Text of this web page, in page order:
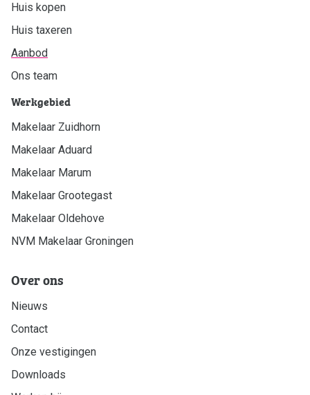
Huis kopen
Huis taxeren
Aanbod
Ons team
Werkgebied
Makelaar Zuidhorn
Makelaar Aduard
Makelaar Marum
Makelaar Grootegast
Makelaar Oldehove
NVM Makelaar Groningen
Over ons
Nieuws
Contact
Onze vestigingen
Downloads